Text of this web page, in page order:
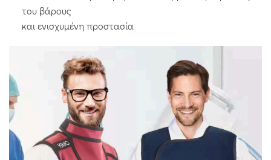
του βάρους
και ενισχυμένη προστασία